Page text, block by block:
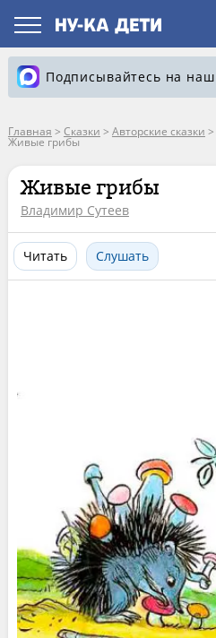
Подписывайтесь на наш
Главная > Сказки > Авторские сказки >
Живые грибы
Живые грибы
Владимир Сутеев
Читать Слушать